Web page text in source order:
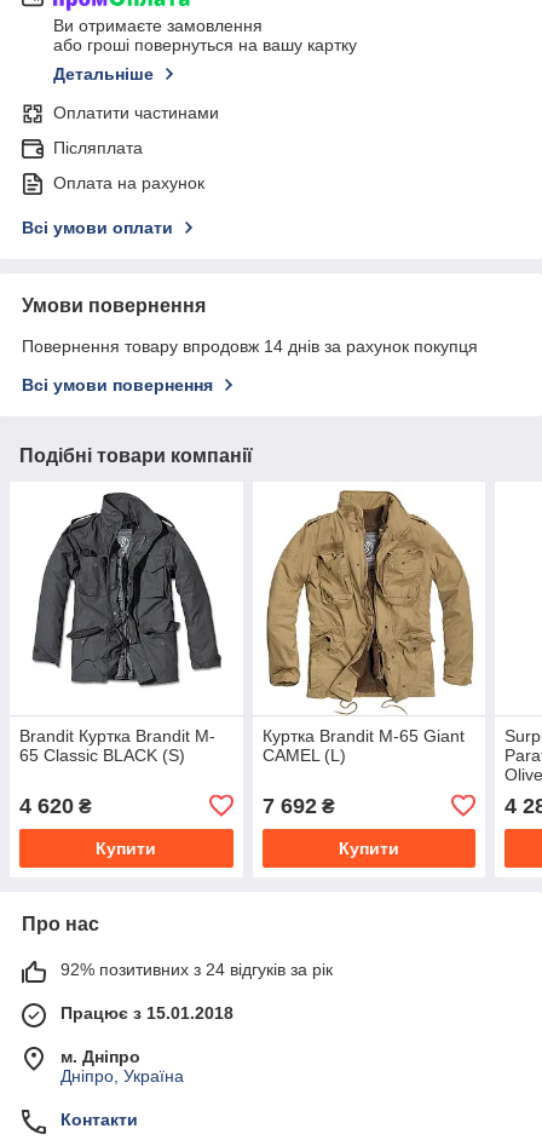
Ви отримаєте замовлення
або гроші повернуться на вашу картку
Детальніше
Оплатити частинами
Післяплата
Оплата на рахунок
Всі умови оплати
Умови повернення
Повернення товару впродовж 14 днів за рахунок покупця
Всі умови повернення
Подібні товари компанії
Brandit Куртка Brandit M-
65 Classic BLACK (S)
4 620 ₴
Купити
Куртка Brandit M-65 Giant
CAMEL (L)
7 692₴
Купити
4
Про нас
92% позитивних з 24 відгуків за рік
Працює з 15.01.2018
м. Дніпро
Дніпро, Україна
Контакти